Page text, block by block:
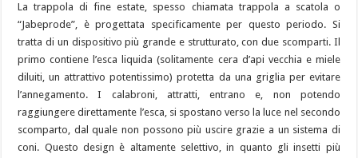
La trappola di fine estate, spesso chiamata trappola a scatola o
“Jabeprode”, è progettata specificamente per questo periodo. Si
tratta di un dispositivo più grande e strutturato, con due scomparti. Il
primo contiene l’esca liquida (solitamente cera d’api vecchia e miele
diluiti, un attrattivo potentissimo) protetta da una griglia per evitare
l’annegamento. I calabroni, attratti, entrano e, non potendo
raggiungere direttamente l’esca, si spostano verso la luce nel secondo
scomparto, dal quale non possono più uscire grazie a un sistema di
coni. Questo design è altamente selettivo, in quanto gli insetti più